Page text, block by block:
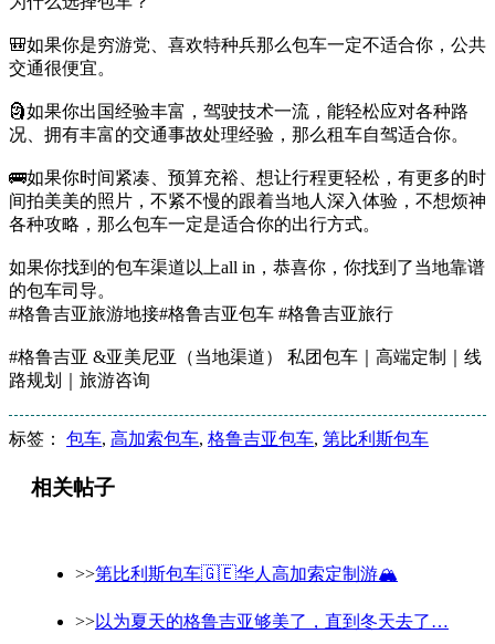
🎒如果你是穷游党、喜欢特种兵那么包车一定不适合你，公共
交通很便宜。
🗿如果你出国经验丰富，驾驶技术一流，能轻松应对各种路
况、拥有丰富的交通事故处理经验，那么租车自驾适合你。
🚌如果你时间紧凑、预算充裕、想让行程更轻松，有更多的时
间拍美美的照片，不紧不慢的跟着当地人深入体验，不想烦神
各种攻略，那么包车一定是适合你的出行方式。
如果你找到的包车渠道以上all in，恭喜你，你找到了当地靠谱
的包车司导。
#格鲁吉亚旅游地接#格鲁吉亚包车 #格鲁吉亚旅行
#格鲁吉亚 &亚美尼亚（当地渠道） 私团包车｜高端定制｜线
路规划｜旅游咨询
标签： 包车, 高加索包车, 格鲁吉亚包车, 第比利斯包车
相关帖子
>>第比利斯包车🇬🇪华人高加索定制游🏔️
>>以为夏天的格鲁吉亚够美了，直到冬天去了…